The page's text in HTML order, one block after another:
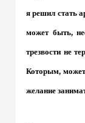
я решил стать
может быть,
трезвости не
Которым,
желание